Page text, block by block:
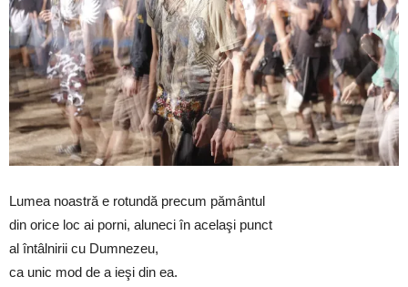
Lumea noastră e rotundă precum pământul
din orice loc ai porni, aluneci în acelaşi punct
al întâlnirii cu Dumnezeu,
ca unic mod de a ieşi din ea.